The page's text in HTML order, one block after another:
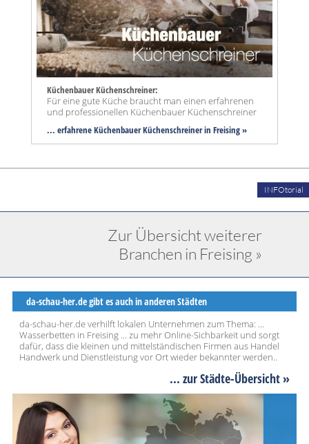
Küchenbauer Küchenschreiner:
Für eine gute Küche braucht man einen erfahrenen
und professionellen Küchenbauer Küchenschreiner
... erfahrene Küchenbauer Küchenschreiner in Freising »
INFOtorial
Zur Übersicht weiterer
Branchen in Freising »
da-schau-her.de gibt es auch in anderen Städten
da-schau-her.de verhilft lokalen Unternehmen zum Thema: ...
Wasserbetten in Freising ... zu mehr Online-Sichbarkeit und sorgt
dafür, dass die kleinen und mittelständischen Firmen aus Handel
Handwerk und Dienstleistung vor Ort wieder bekannter werden..
... zur Städte-Übersicht »